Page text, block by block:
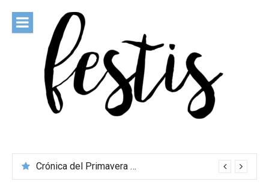
contenido
Crónica del Primavera Sound Porto 2026